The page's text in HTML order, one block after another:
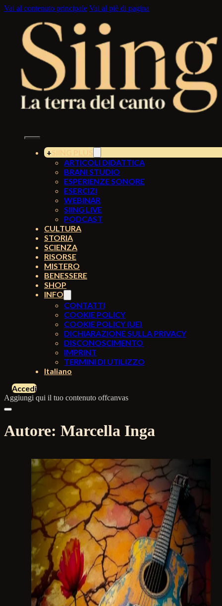
Vai al contenuto principale Vai al piè di pagina
SIING PLUS
ARTICOLI DIDATTICA
BRANI STUDIO
ESPERIENZE SONORE
ESERCIZI
WEBINAR
SIING LIVE
PODCAST
CULTURA
STORIA
SCIENZA
RISORSE
MISTERO
BENESSERE
SHOP
INFO
CONTATTI
COOKIE POLICY
COOKIE POLICY (UE)
DICHIARAZIONE SULLA PRIVACY
DISCONOSCIMENTO
IMPRINT
TERMINI DI UTILIZZO
Italiano
Accedi
Aggiungi qui il tuo contenuto offcanvas
Autore: Marcella Inga